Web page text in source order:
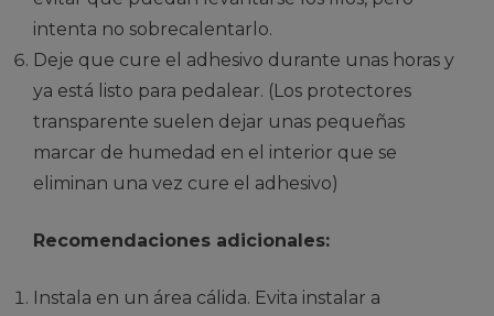
intenta no sobrecalentarlo.
Deje que cure el adhesivo durante unas horas y
ya está listo para pedalear. (Los protectores
transparente suelen dejar unas pequeñas
marcar de humedad en el interior que se
eliminan una vez cure el adhesivo)
Recomendaciones adicionales:
Instala en un área cálida. Evita instalar a